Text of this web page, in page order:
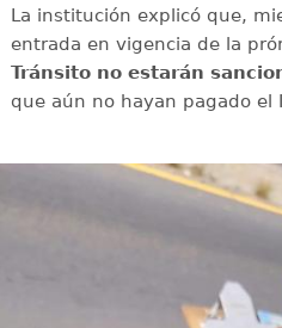
La institución explicó que,
entrada en vigencia de la
Tránsito no estarán
que aún no hayan pagado el